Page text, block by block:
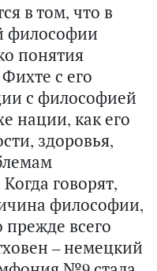
в том, что в
философии
понятия
с его
с философией
нации, как его
здоровья,
говорят,
философии,
прежде всего
– немецкий